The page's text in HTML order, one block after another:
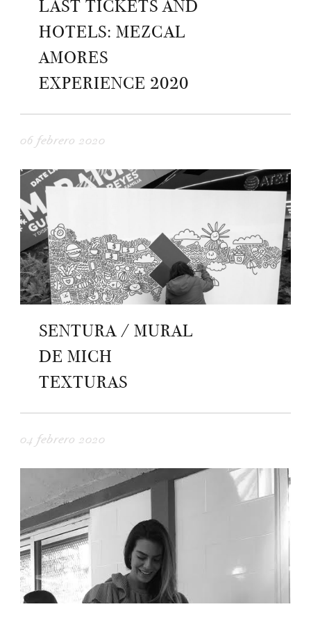
LAST TICKETS AND
HOTELS: MEZCAL
AMORES
EXPERIENCE 2020
06 febrero 2020
SENTURA / MURAL
DE MICH
TEXTURAS
04 febrero 2020